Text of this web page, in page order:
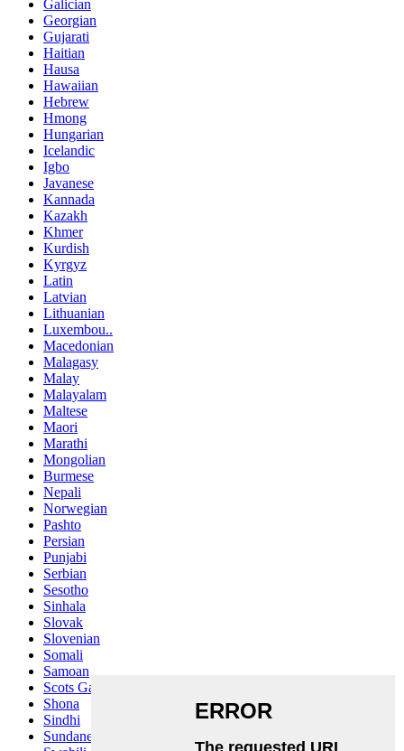
Galician
Georgian
Gujarati
Haitian
Hausa
Hawaiian
Hebrew
Hmong
Hungarian
Icelandic
Igbo
Javanese
Kannada
Kazakh
Khmer
Kurdish
Kyrgyz
Latin
Latvian
Lithuanian
Luxembou..
Macedonian
Malagasy
Malay
Malayalam
Maltese
Maori
Marathi
Mongolian
Burmese
Nepali
Norwegian
Pashto
Persian
Punjabi
Serbian
Sesotho
Sinhala
Slovak
Slovenian
Somali
Samoan
Scots Gaelic
Shona
Sindhi
Sundanese